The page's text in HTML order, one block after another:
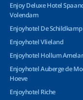
Enjoy Deluxe Hotel
Volendam
Enjoyhotel De Schildkamp
Enjoyhotel Vlieland
Enjoyhotel Hollum
Enjoyhotel Auberge de
Hoeve
Enjoyhotel Riche